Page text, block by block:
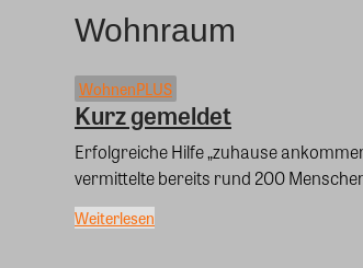
Wohnraum
WohnenPLUS
Kurz gemeldet
Erfolgreiche Hilfe „zuhause
vermittelte bereits rund 200
Weiterlesen